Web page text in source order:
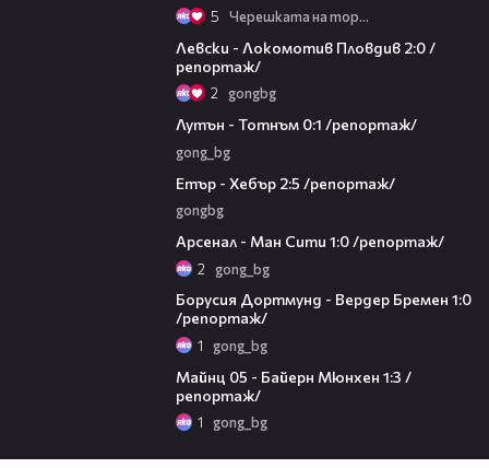
5 Черешката на тортата
Левски - Локомотив Пловдив 2:0 /
репортаж/
2 gongbg
Лутън - Тотнъм 0:1 /репортаж/
gong_bg
Етър - Хебър 2:5 /репортаж/
gongbg
Арсенал - Ман Сити 1:0 /репортаж/
2 gong_bg
Борусия Дортмунд - Вердер Бремен 1:0
/репортаж/
1 gong_bg
Майнц 05 - Байерн Мюнхен 1:3 /
репортаж/
1 gong_bg